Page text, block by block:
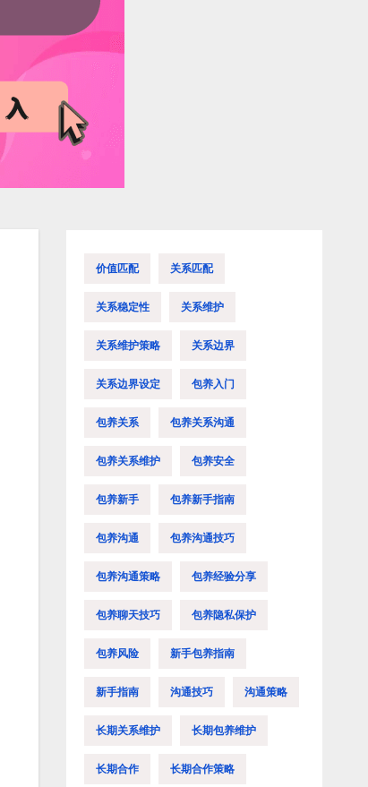
价值匹配 关系匹配
关系稳定性 关系维护
关系维护策略 关系边界
关系边界设定 包养入门
包养关系 包养关系沟通
包养关系维护 包养安全
包养新手 包养新手指南
包养沟通 包养沟通技巧
包养沟通策略 包养经验分享
包养聊天技巧 包养隐私保护
包养风险 新手包养指南
新手指南 沟通技巧 沟通策略
长期关系维护 长期包养维护
长期合作 长期合作策略